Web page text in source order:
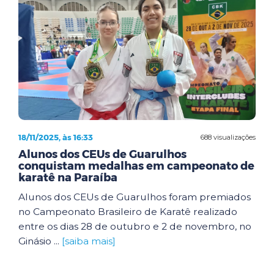
688 visualizações
18/11/2025, às 16:33
Alunos dos CEUs de Guarulhos
conquistam medalhas em campeonato de
karatê na Paraíba
Alunos dos CEUs de Guarulhos foram premiados
no Campeonato Brasileiro de Karatê realizado
entre os dias 28 de outubro e 2 de novembro, no
Ginásio ... [saiba mais]